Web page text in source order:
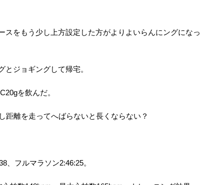
スをもう少し上方設定した方がよりよいらんにングになっ
ジョギングして帰宅。
を飲んだ。
距離を走ってへばらないと長くならない？
、フルマラソン2:46:25。